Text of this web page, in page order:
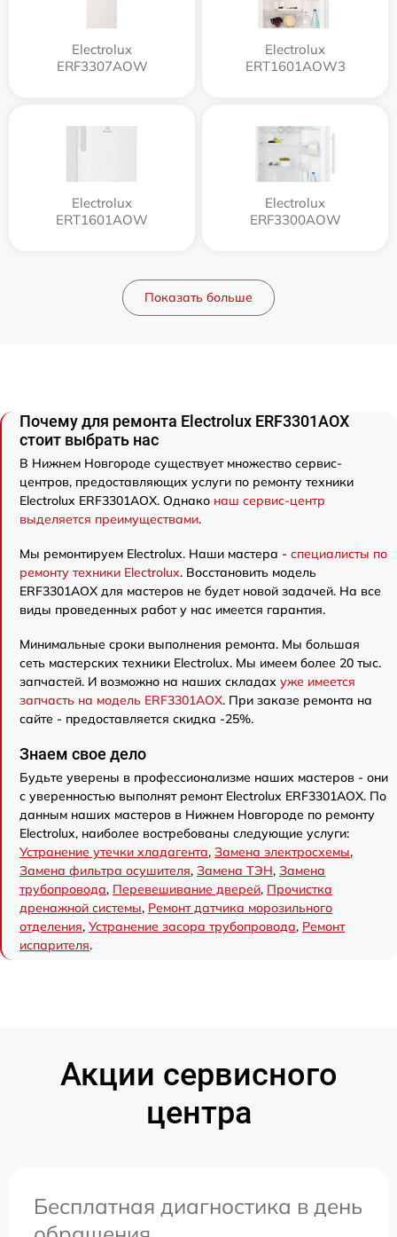
Electrolux
ERF3307AOW
Electrolux
ERT1601AOW3
Electrolux
ERT1601AOW
Electrolux
ERF3300AOW
Показать больше
Почему для ремонта Electrolux ERF3301AOX
стоит выбрать нас
В Нижнем Новгороде существует множество сервис-
центров, предоставляющих услуги по ремонту техники
Electrolux ERF3301AOX. Однако наш сервис-центр
выделяется преимуществами.
Мы ремонтируем Electrolux. Наши мастера - специалисты по
ремонту техники Electrolux. Восстановить модель
ERF3301AOX для мастеров не будет новой задачей. На все
виды проведенных работ у нас имеется гарантия.
Минимальные сроки выполнения ремонта. Мы большая
сеть мастерских техники Electrolux. Мы имеем более 20 тыс.
запчастей. И возможно на наших складах уже имеется
запчасть на модель ERF3301AOX. При заказе ремонта на
сайте - предоставляется скидка -25%.
Знаем свое дело
Будьте уверены в профессионализме наших мастеров - они
с уверенностью выполнят ремонт Electrolux ERF3301AOX. По
данным наших мастеров в Нижнем Новгороде по ремонту
Electrolux, наиболее востребованы следующие услуги:
Устранение утечки хладагента, Замена электросхемы,
Замена фильтра осушителя, Замена ТЭН, Замена
трубопровода, Перевешивание дверей, Прочистка
дренажной системы, Ремонт датчика морозильного
отделения, Устранение засора трубопровода, Ремонт
испарителя.
Акции сервисного
центра
Бесплатная диагностика в день